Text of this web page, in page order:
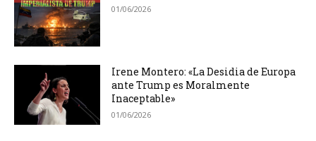
01/06/2026
Irene Montero: «La Desidia de Europa
ante Trump es Moralmente
Inaceptable»
01/06/2026